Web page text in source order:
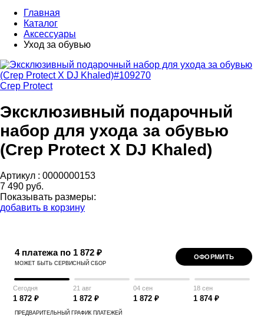
Главная
Каталог
Аксессуары
Уход за обувью
Crep Protect
Эксклюзивный подарочный
набор для ухода за обувью
(Crep Protect X DJ Khaled)
Артикул : 0000000153
7 490 руб.
Показывать размеры:
добавить в корзину
4 платежа по 1 872 ₽
МОЖЕТ БЫТЬ СЕРВИСНЫЙ СБОР
ОФОРМИТЬ
Сегодня
1 872 ₽
21 авг
1 872 ₽
04 сен
1 872 ₽
18 сен
1 874 ₽
ПРЕДВАРИТЕЛЬНЫЙ ГРАФИК ПЛАТЕЖЕЙ